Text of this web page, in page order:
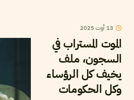
13 أوت 2025
الموت المستراب في
السجون، ملف
يخيف كل الرؤساء
وكل الحكومات